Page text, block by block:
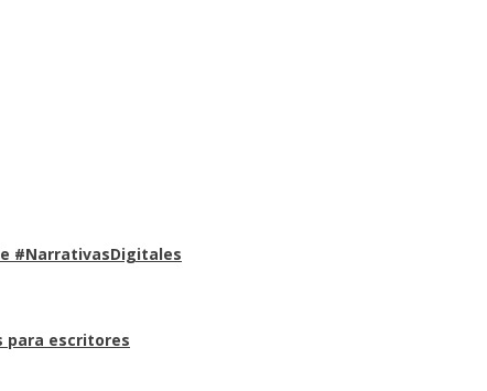
#NarrativasDigitales
para escritores